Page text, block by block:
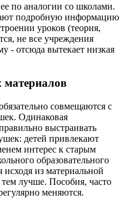
по аналогии со школами.
подробную информацию
уроков (теория,
не все учреждения
- отсюда вытекает низкая
материалов
совмещаются с
Одинаковая
выстраивать
детей привлекают
интерес к старым
образовательного
из материальной
лучше. Пособия, часто
меняются.